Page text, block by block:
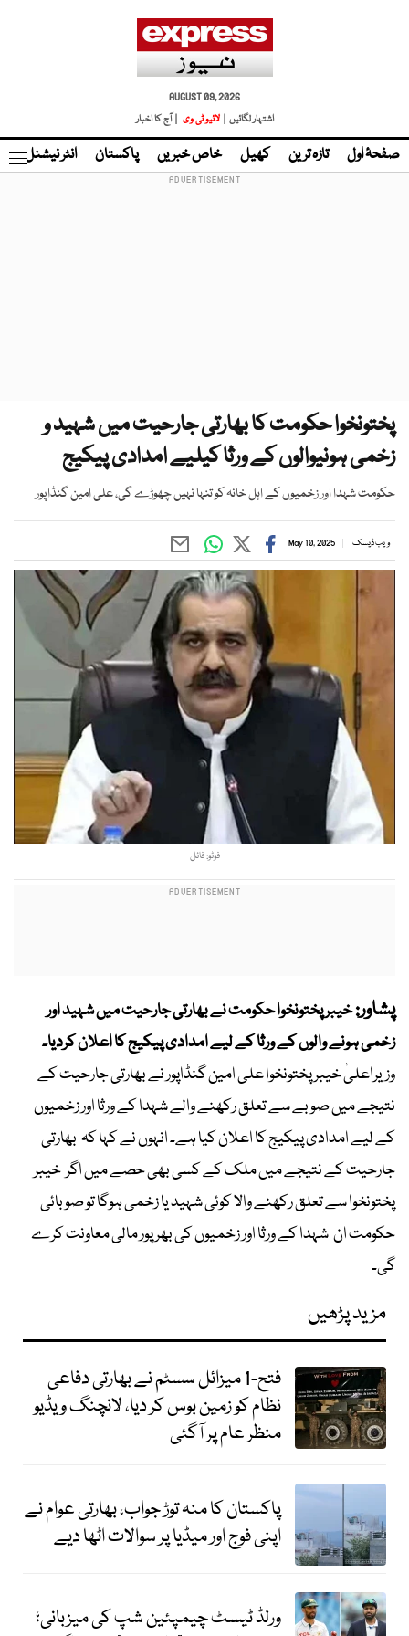
AUGUST 09, 2026
اشتہار لگائیں |
لائیو ٹی وی | آج کا اخبار
صفحۂ اول تازہ ترین کھیل خاص خبریں پاکستان انٹر نیشنل
پختونخوا حکومت کا بھارتی جارحیت میں شہید و
زخمی ہونیوالوں کے ورثا کیلیے امدادی پیکیج
حکومت شہدا اور زخمیوں کے اہل خانہ کو تنہا نہیں چھوڑے گی، علی امین گنڈاپور
ویب ڈیسک May 10, 2025
فوٹو: فائل
پشاور:خیبر پختونخوا حکومت نے بھارتی جارحیت میں شہید اور
زخمی ہونے والوں کے ورثا کے لیے امدادی پیکیج کا اعلان کردیا۔
وزیراعلیٰ خیبر پختونخوا علی امین گنڈاپور نے بھارتی جارحیت کے
نتیجے میں صوبے سے تعلق رکھنے والے شہدا کے ورثا اور زخمیوں
کے لیے امدادی پیکیج کا اعلان کیا ہے۔ انہوں نے کہا کہ بھارتی
جارحیت کے نتیجے میں ملک کے کسی بھی حصے میں اگر خیبر
پختونخوا سے تعلق رکھنے والا کوئی شہید یا زخمی ہوگا تو صوبائی
حکومت ان شہدا کے ورثا اور زخمیوں کی بھر پور مالی معاونت کرے
گی۔
مزید پڑھیں
فتح-1 میزائل سسٹم نے بھارتی دفاعی
نظام کو زمین بوس کر دیا، لانچنگ ویڈیو
منظر عام پر آگئی
پاکستان کا منہ توڑ جواب، بھارتی عوام نے
اپنی فوج اور میڈیا پر سوالات اٹھا دیے
ورلڈ ٹیسٹ چیمپئین شپ کی میزبانی؛